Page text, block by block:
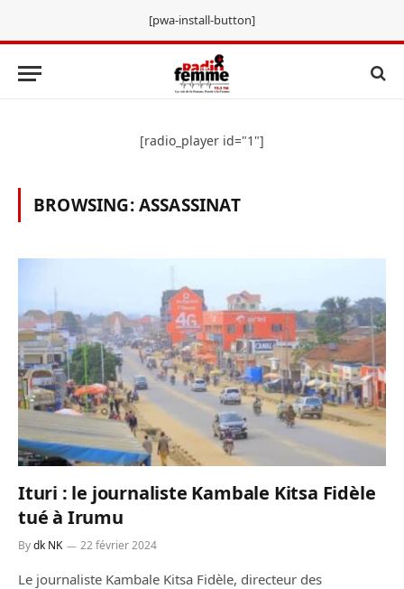
[pwa-install-button]
[radio_player id="1"]
BROWSING:ASSASSINAT
Ituri : le journaliste Kambale Kitsa Fidèle
tué à Irumu
Bydk NK 22 février 2024
Le journaliste Kambale Kitsa Fidèle, directeur des